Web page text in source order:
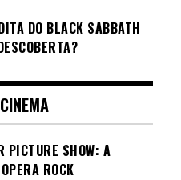
DO BLACK SABBATH
PICTURE SHOW: A
ROCK